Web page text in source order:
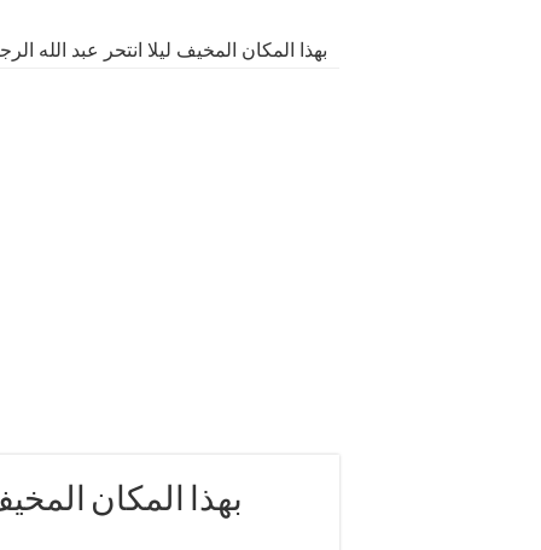
بهذا المكان المخيف ليلا انتحر عبد الله
بهذا المكان